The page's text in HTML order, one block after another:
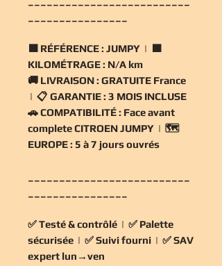
🟧 RÉFÉRENCE : JUMPY | 🟧
KILOMÉTRAGE : N/A km
🚚 LIVRAISON : GRATUITE France
| 📋 GARANTIE : 3 MOIS INCLUSE
🚗COMPATIBILITÉ : Face avant
complete CITROEN JUMPY | 🗺️
EUROPE : 5 à 7 jours ouvrés
✅Testé & contrôlé | ✅ Palette
sécurisée | ✅Suivi fourni | ✅SAV
expert lun→ven